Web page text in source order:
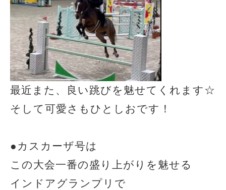
最近また、良い跳びを魅せてくれます☆
そして可愛さもひとしおです！
●カスカーザ号は
この大会一番の盛り上がりを魅せる
インドアグランプリで